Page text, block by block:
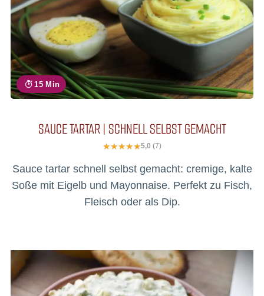
15 Min
SAUCE TARTAR | SCHNELL SELBST GEMACHT
5,0 (7)
Sauce tartar schnell selbst gemacht: cremige, kalte
Soße mit Eigelb und Mayonnaise. Perfekt zu Fisch,
Fleisch oder als Dip.